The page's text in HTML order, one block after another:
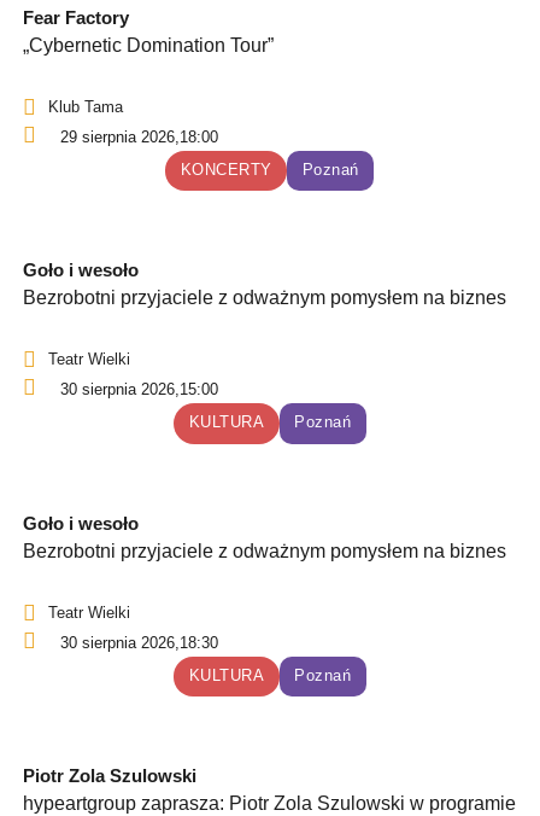
Fear Factory
„Cybernetic Domination Tour”
Klub Tama
29 sierpnia 2026, 18:00
KONCERTY
Poznań
Goło i wesoło
Bezrobotni przyjaciele z odważnym pomysłem na biznes
Teatr Wielki
30 sierpnia 2026,15:00
KULTURA
Poznań
Goło i wesoło
Bezrobotni przyjaciele z odważnym pomysłem na biznes
Teatr Wielki
30 sierpnia 2026, 18:30
KULTURA
Poznań
Piotr Zola Szulowski
hypeartgroup zaprasza: Piotr Zola Szulowski w programie